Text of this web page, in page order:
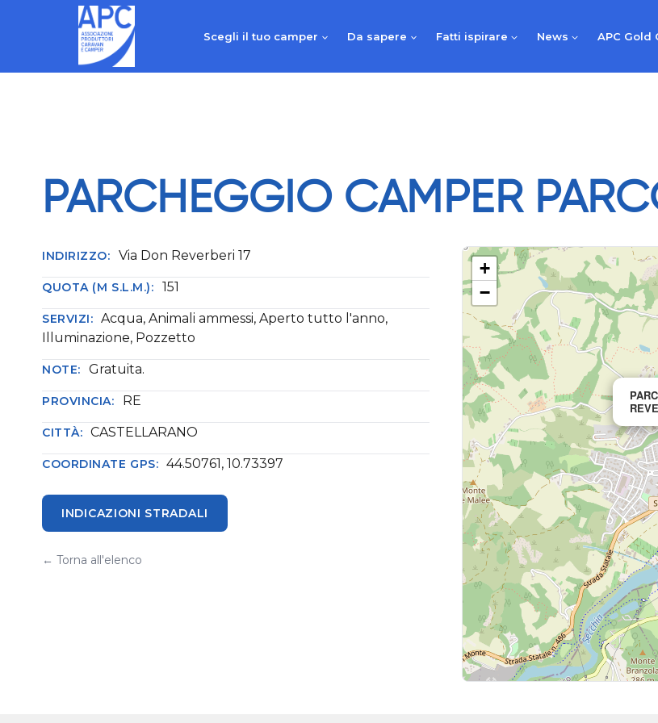
Scegli il tuo camper Da sapere Fatti ispirare News APC Gold
PARCHEGGIO CAMPER
INDIRIZZO: Via Don Reverberi 17
QUOTA (M S.L.M.): 151
SERVIZI: Acqua, Animali ammessi, Aperto tutto l'anno,
Illuminazione, Pozzetto
NOTE: Gratuita.
PROVINCIA: RE
CITTÀ: CASTELLARANO
COORDINATE GPS: 44.50761, 10.73397
INDICAZIONI STRADALI
← Torna all'elenco
+
−